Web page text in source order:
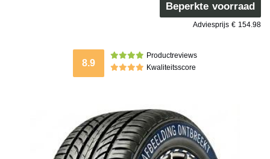
Beperkte voorraad
Adviesprijs € 154.98
8.9
Productreviews
Kwaliteitsscore